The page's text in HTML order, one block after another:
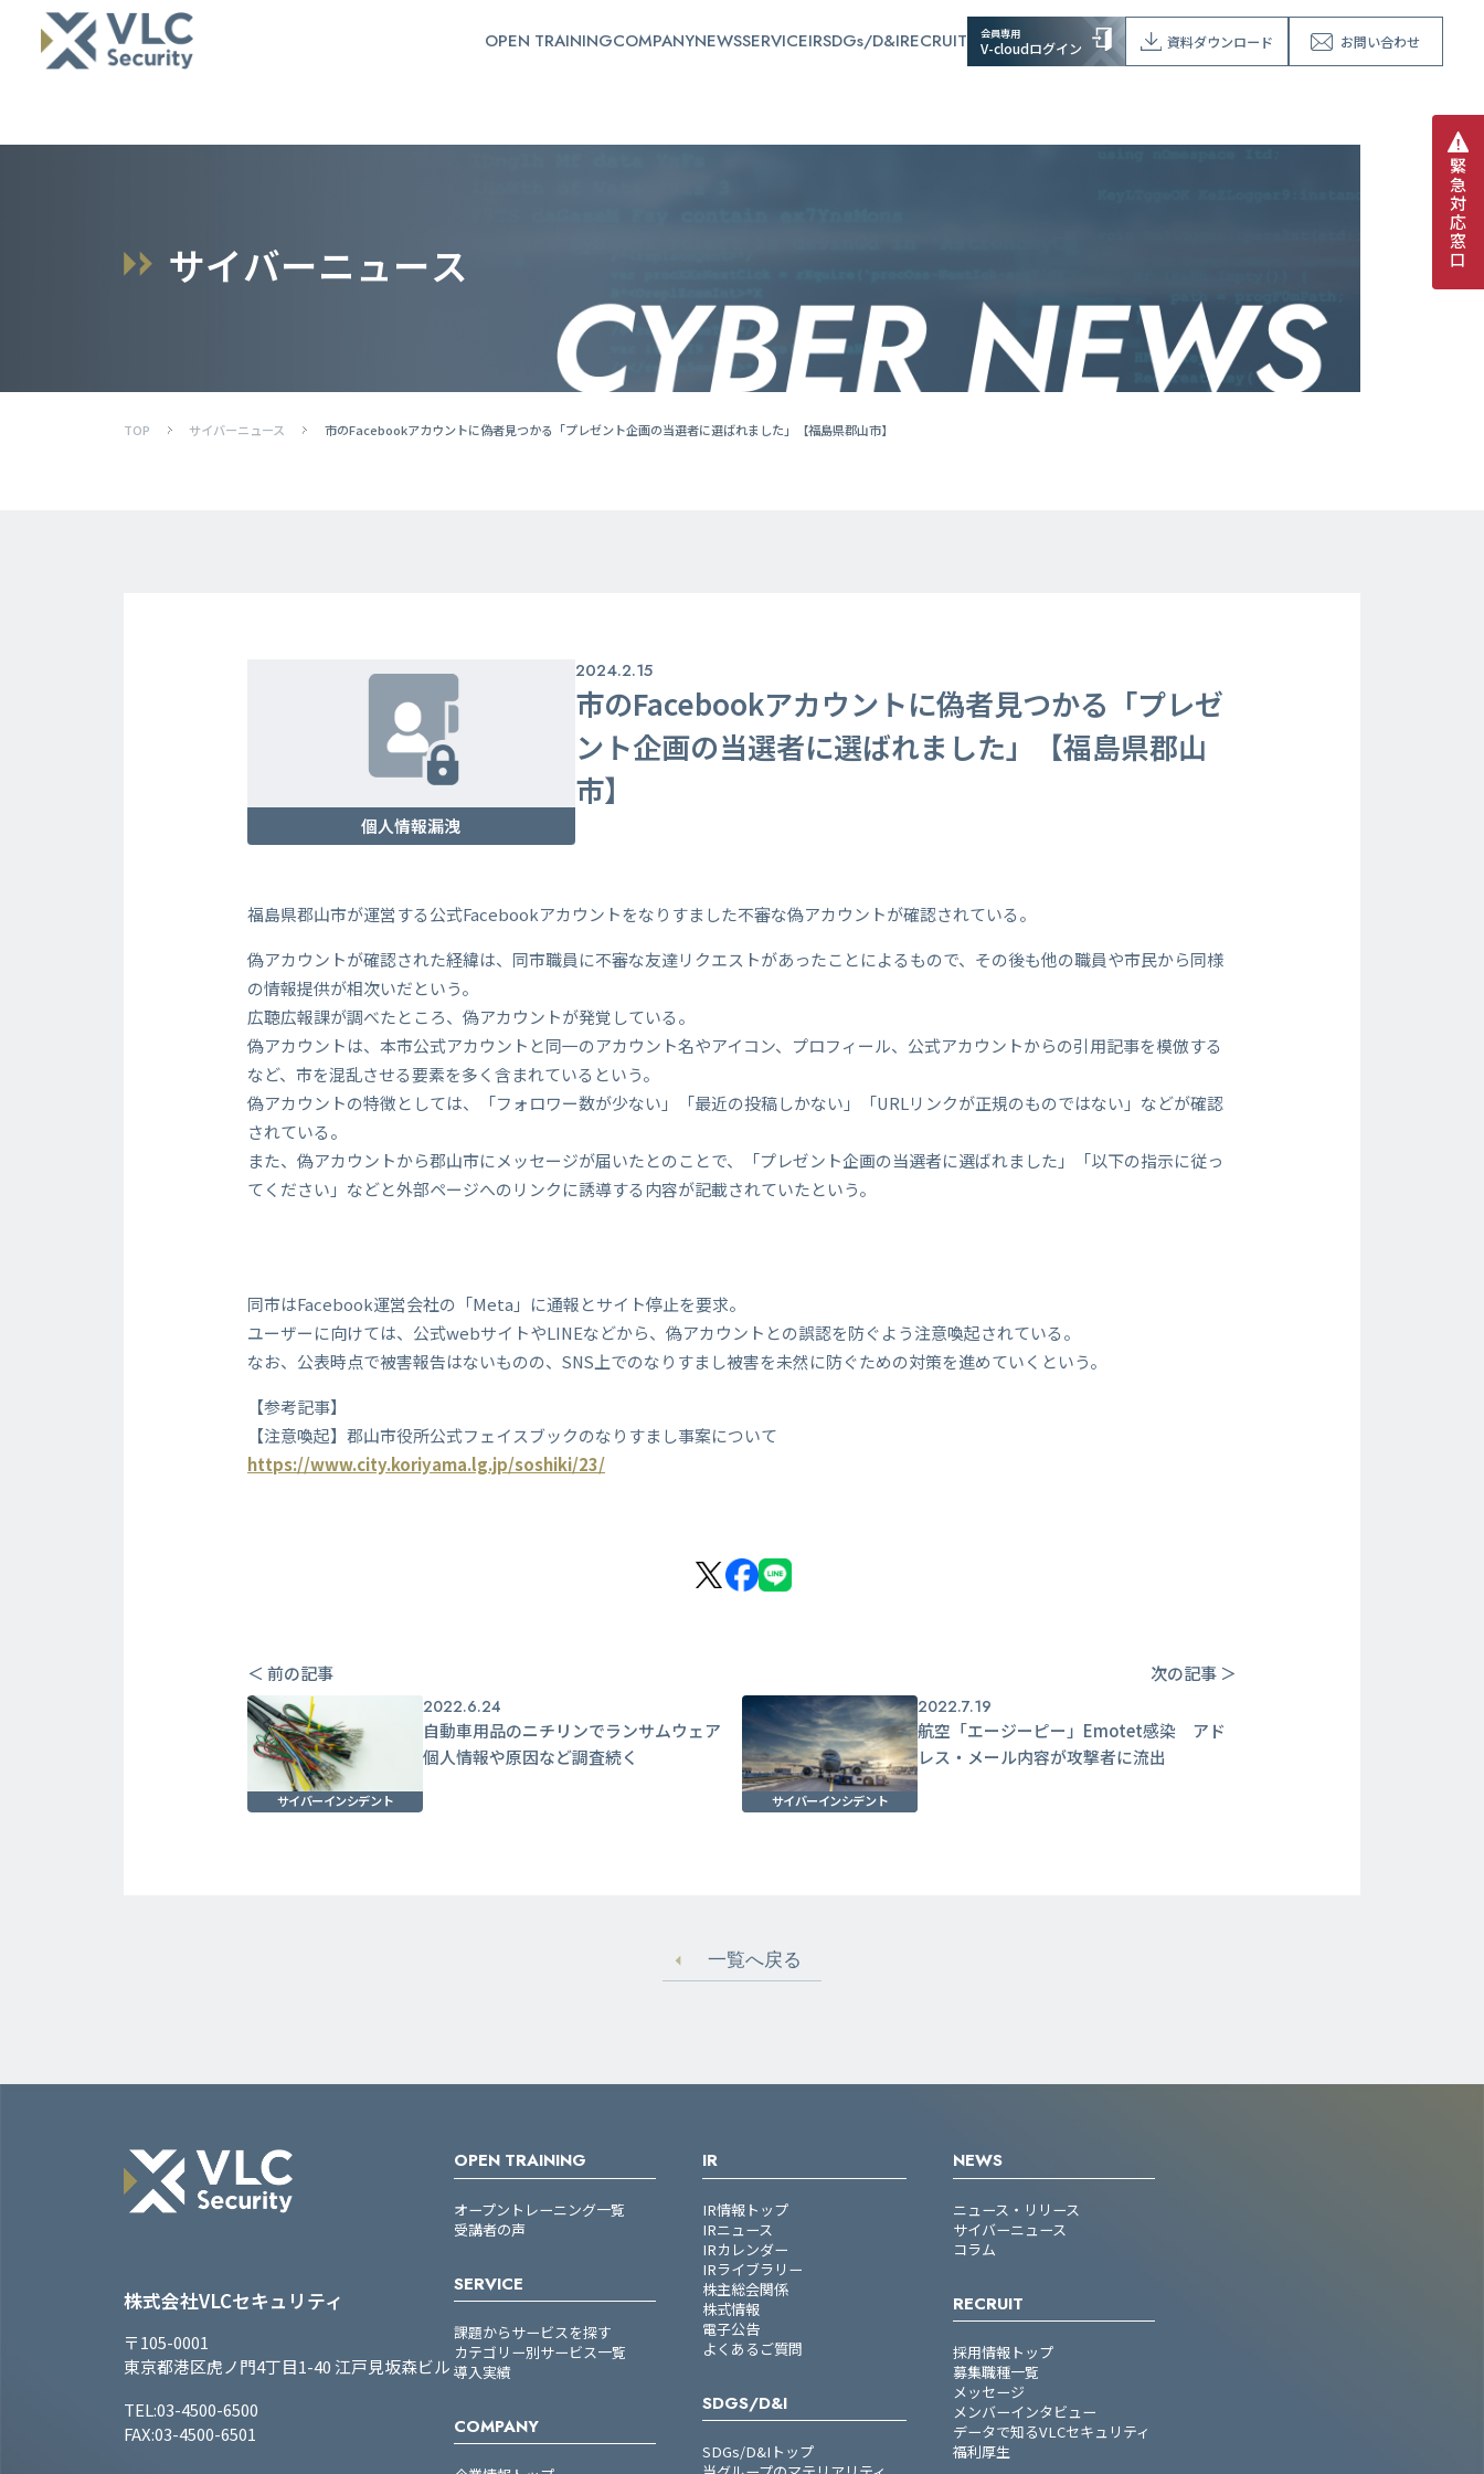
OPEN TRAININGCOMPANYNEWSSERVICEIRSDGs/D&IRECRUIT 会員専用
V-cloudログイン 資料ダウンロード お問い合わせ
緊
急
対
応
窓
口
サイバーニュース
TOP サイバーニュース 市のFacebookアカウントに偽者見つかる「プレゼント企画の当選者に選ばれました」【福島県郡山市】
個人情報漏洩
2024.2.15
市のFacebookアカウントに偽者見つかる「プレゼ
ント企画の当選者に選ばれました」【福島県郡山
市】
福島県郡山市が運営する公式Facebookアカウントをなりすました不審な偽アカウントが確認されている。
偽アカウントが確認された経緯は、同市職員に不審な友達リクエストがあったことによるもので、その後も他の職員や市民から同様
の情報提供が相次いだという。
広聴広報課が調べたところ、偽アカウントが発覚している。
偽アカウントは、本市公式アカウントと同一のアカウント名やアイコン、プロフィール、公式アカウントからの引用記事を模倣する
など、市を混乱させる要素を多く含まれているという。
偽アカウントの特徴としては、「フォロワー数が少ない」「最近の投稿しかない」「URLリンクが正規のものではない」などが確認
されている。
また、偽アカウントから郡山市にメッセージが届いたとのことで、「プレゼント企画の当選者に選ばれました」「以下の指示に従っ
てください」などと外部ページへのリンクに誘導する内容が記載されていたという。
同市はFacebook運営会社の「Meta」に通報とサイト停止を要求。
ユーザーに向けては、公式webサイトやLINEなどから、偽アカウントとの誤認を防ぐよう注意喚起されている。
なお、公表時点で被害報告はないものの、SNS上でのなりすまし被害を未然に防ぐための対策を進めていくという。
【参考記事】
【注意喚起】郡山市役所公式フェイスブックのなりすまし事案について
https://www.city.koriyama.lg.jp/soshiki/23/
＜ 前の記事 次の記事 ＞
サイバーインシデント
2022.6.24
自動車用品のニチリンでランサムウェア
個人情報や原因など調査続く
サイバーインシデント
2022.7.19
航空「エージーピー」Emotet感染 アド
レス・メール内容が攻撃者に流出
一覧へ戻る
株式会社VLCセキュリティ
〒105-0001
東京都港区虎ノ門4丁目1-40 江戸見坂森ビル
TEL:03-4500-6500
FAX:03-4500-6501
OPEN TRAINING
オープントレーニング一覧
受講者の声
SERVICE
課題からサービスを探す
カテゴリー別サービス一覧
導入実績
COMPANY
IR
IR情報トップ
IRニュース
IRカレンダー
IRライブラリー
株主総会関係
株式情報
電子公告
よくあるご質問
SDGS/D&I
SDGs/D&Iトップ
NEWS
ニュース・リリース
サイバーニュース
コラム
RECRUIT
採用情報トップ
募集職種一覧
メッセージ
メンバーインタビュー
データで知るVLCセキュリティ
福利厚生